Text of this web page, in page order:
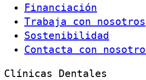
Financiación
Trabaja con nosotros
Sostenibilidad
Contacta con
Clínicas Dentales